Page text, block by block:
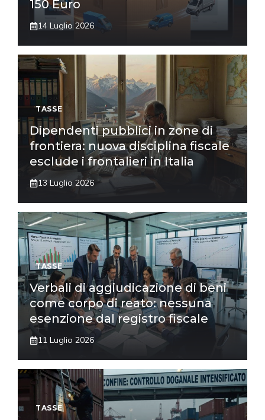
150 Euro
14 Luglio 2026
TASSE
Dipendenti pubblici in zone di
frontiera: nuova disciplina fiscale
esclude i frontalieri in Italia
13 Luglio 2026
TASSE
Verbali di aggiudicazione di beni
come corpo di reato: nessuna
esenzione dal registro fiscale
11 Luglio 2026
TASSE